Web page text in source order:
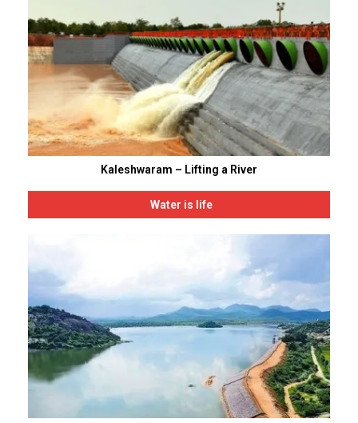
Kaleshwaram – Lifting a River
Water is life